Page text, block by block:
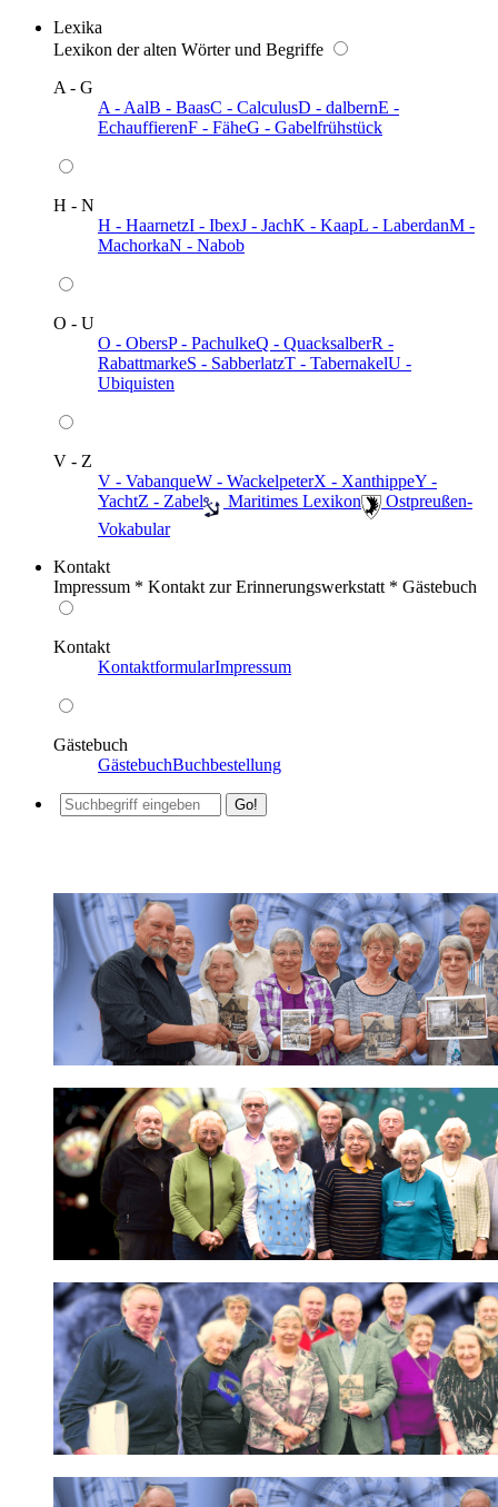
Lexika
Lexikon der alten Wörter und Begriffe
A - G
A - AalB - BaasC - CalculusD - dalbernE -
EchauffierenF - FäheG - Gabelfrühstück
H - N
H - HaarnetzI - IbexJ - JachK - KaapL - LaberdanM -
MachorkaN - Nabob
O - U
O - ObersP - PachulkeQ - QuacksalberR -
RabattmarkeS - SabberlatzT - TabernakelU -
Ubiquisten
V - Z
V - VabanqueW - WackelpeterX - XanthippeY -
YachtZ - Zabel ️ Maritimes Lexikon
️ Ostpreußen-
Vokabular
Kontakt
Impressum * Kontakt zur Erinnerungswerkstatt * Gästebuch
Kontakt
KontaktformularImpressum
Gästebuch
GästebuchBuchbestellung